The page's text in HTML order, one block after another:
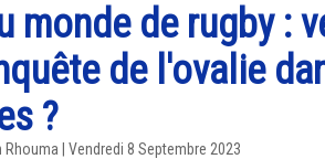
monde de rugby :
de l'ovalie
?
Rhouma | Vendredi 8 Septembre 2023